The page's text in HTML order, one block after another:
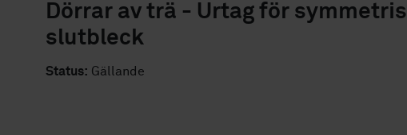
Dörrar av trä - Urtag för
slutbleck
Status: Gällande